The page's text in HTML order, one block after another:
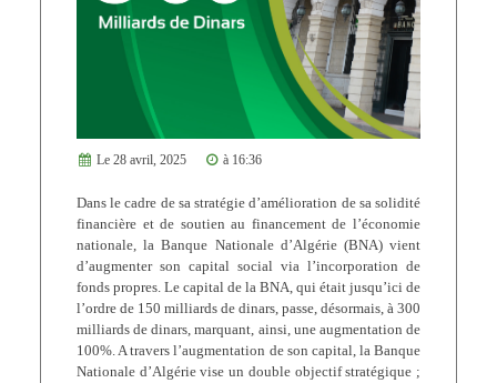
Le 28 avril, 2025 à 16:36
Dans le cadre de sa stratégie d’amélioration de sa solidité
financière et de soutien au financement de l’économie
nationale, la Banque Nationale d’Algérie (BNA) vient
d’augmenter son capital social via l’incorporation de
fonds propres. Le capital de la BNA, qui était jusqu’ici de
l’ordre de 150 milliards de dinars, passe, désormais, à 300
milliards de dinars, marquant, ainsi, une augmentation de
100%. A travers l’augmentation de son capital, la Banque
Nationale d’Algérie vise un double objectif stratégique ;